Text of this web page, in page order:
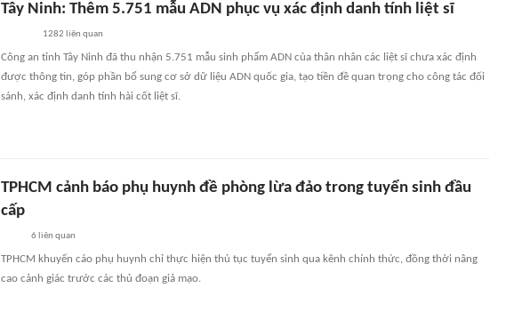
Tây Ninh: Thêm 5.751 mẫu ADN phục vụ xác định danh tính liệt sĩ
1282 liên quan
Công an tỉnh Tây Ninh đã thu nhận 5.751 mẫu sinh phẩm ADN của thân nhân các liệt sĩ chưa xác định
được thông tin, góp phần bổ sung cơ sở dữ liệu ADN quốc gia, tạo tiền đề quan trọng cho công tác đối
sánh, xác định danh tính hài cốt liệt sĩ.
TPHCM cảnh báo phụ huynh đề phòng lừa đảo trong tuyển sinh đầu
cấp
6 liên quan
TPHCM khuyến cáo phụ huynh chỉ thực hiện thủ tục tuyển sinh qua kênh chính thức, đồng thời nâng
cao cảnh giác trước các thủ đoạn giả mạo.